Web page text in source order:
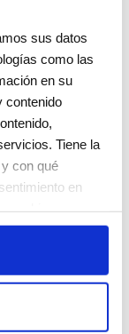
sus datos
como las
en su
contenido
Tiene la
con qué
en
metros